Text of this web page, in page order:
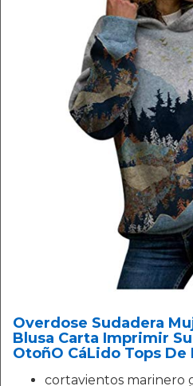
Overdose Sudadera
Blusa Carta Imprimir
OtoñO CáLido Tops
cortavientos marinero